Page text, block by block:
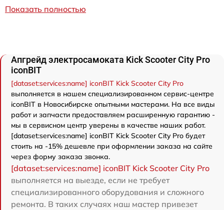
Показать полностью
Апгрейд электросамоката Kick Scooter City Pro
iconBIT
[dataset:services:name] iconBIT Kick Scooter City Pro
выполняется в нашем специализированном сервис-центре
iconBIT в Новосибирске опытными мастерами. На все виды
работ и запчасти предоставляем расширенную гарантию -
мы в сервисном центр уверены в качестве наших работ.
[dataset:services:name] iconBIT Kick Scooter City Pro будет
стоить на -15% дешевле при оформлении заказа на сайте
через форму заказа звонка.
[dataset:services:name] iconBIT Kick Scooter City Pro
выполняется на выезде, если не требует
специализированного оборудования и сложного
ремонта. В таких случаях наш мастер привезет